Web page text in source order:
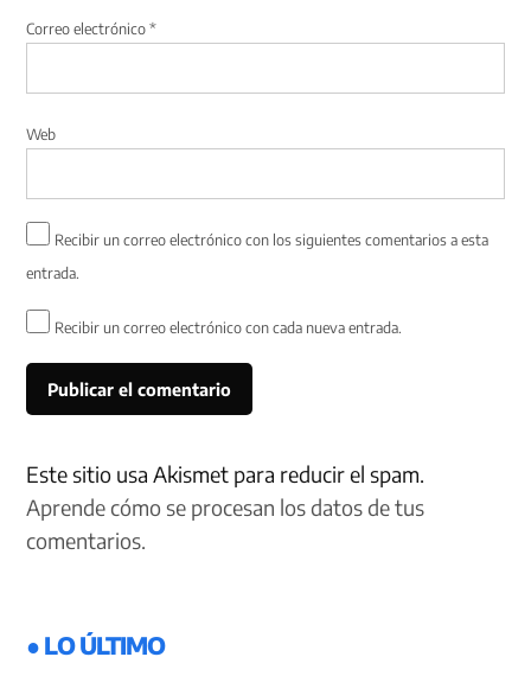
Correo electrónico*
Web
Recibir un correo electrónico con los siguientes comentarios a esta
entrada.
Recibir un correo electrónico con cada nueva entrada.
Este sitio usa Akismet para reducir el spam.
Aprende cómo se procesan los datos de tus
comentarios.
● LO ÚLTIMO